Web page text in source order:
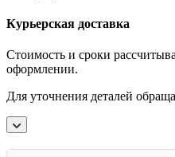
Курьерская доставка
Стоимость и сроки
оформлении.
Для уточнения деталей